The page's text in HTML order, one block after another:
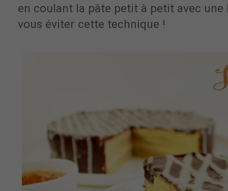
en coulant la pâte petit à petit avec une
vous éviter cette technique !